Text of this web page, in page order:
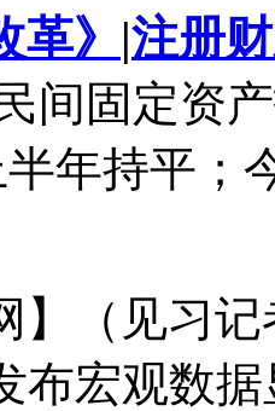
》 |注册
固定资产
半年持平；
（见习记
布宏观数